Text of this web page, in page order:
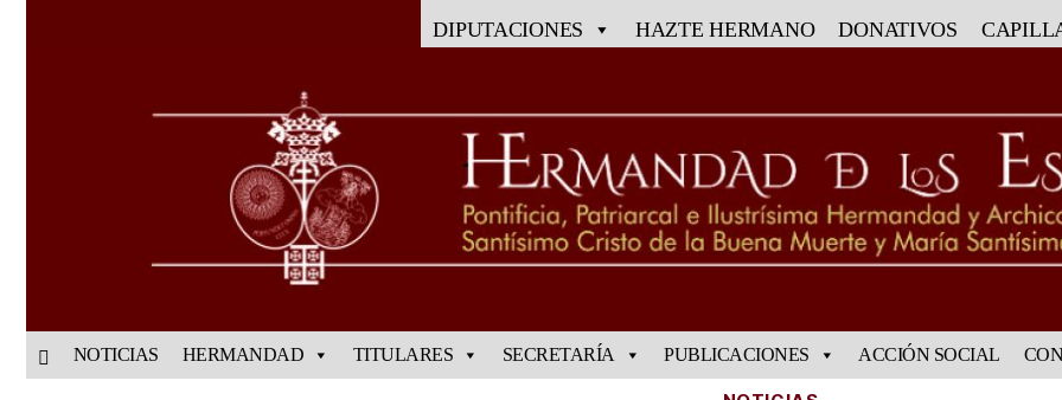
DIPUTACIONES HAZTE HERMANO DONATIVOS
NOTICIAS HERMANDAD TITULARES SECRETARÍA PUBLICACIONES ACCIÓN SOCIAL